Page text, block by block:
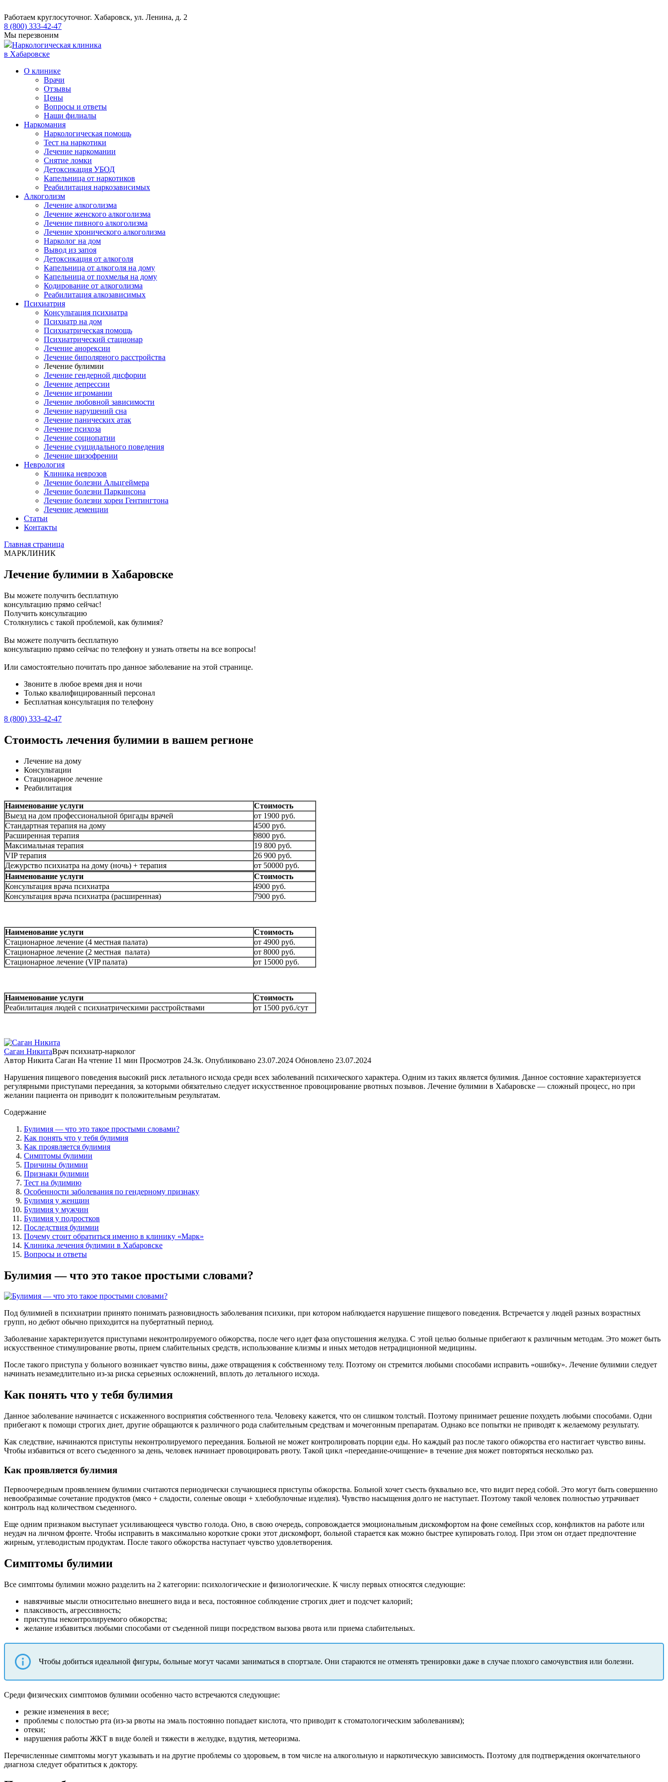
Работаем круглосуточног. Хабаровск, ул. Ленина, д. 2
8 (800) 333-42-47
Мы перезвоним
Наркологическая клиника
в Хабаровске
О клинике
Врачи
Отзывы
Цены
Вопросы и ответы
Наши филиалы
Наркомания
Наркологическая помощь
Тест на наркотики
Лечение наркомании
Снятие ломки
​​Детоксикация УБОД
Капельница от наркотиков
Реабилитация наркозависимых
Алкоголизм
Лечение алкоголизма
Лечение женского алкоголизма
Лечение пивного алкоголизма
Лечение хронического алкоголизма
Нарколог на дом
Вывод из запоя
Детоксикация от алкоголя
Капельница от алкоголя на дому
Капельница от похмелья на дому
Кодирование от алкоголизма
Реабилитация алкозависимых
Психиатрия
Консультация психиатра
Психиатр на дом
Психиатрическая помощь
Психиатрический стационар
Лечение анорексии
Лечение биполярного расстройства
Лечение булимии
Лечение гендерной дисфории
Лечение депрессии
Лечение игромании
Лечение любовной зависимости
Лечение нарушений сна
Лечение панических атак
Лечение психоза
Лечение социопатии
Лечение суицидального поведения
Лечение шизофрении
Неврология
Клиника неврозов
Лечение болезни Альцгеймера
Лечение болезни Паркинсона
Лечение болезни хореи Гентингтона
Лечение деменции
Статьи
Контакты
Главная страница
МАРКЛИНИК
Лечение булимии в Хабаровске
Вы можете получить бесплатную
консультацию прямо сейчас!
Получить консультацию
Столкнулись с такой проблемой, как булимия?
Вы можете получить бесплатную
консультацию прямо сейчас по телефону и узнать ответы на все вопросы!
Или самостоятельно почитать про данное заболевание на этой странице.
Звоните в любое время дня и ночи
Только квалифицированный персонал
Бесплатная консультация по телефону
8 (800) 333-42-47
Стоимость лечения булимии в вашем регионе
Лечение на дому
Консультации
Стационарное лечение
Реабилитация
Наименование услуги
Стоимость
Выезд на дом профессиональной бригады врачей
от 1900 руб.
Стандартная терапия на дому
4500 руб.
Расширенная терапия
9800 руб.
Максимальная терапия
19 800 руб.
VIP терапия
26 900 руб.
Дежурство психиатра на дому (ночь) + терапия
от 50000 руб.
Наименование услуги
Стоимость
Консультация врача психиатра
4900 руб.
Консультация врача психиатра (расширенная)
7900 руб.
Наименование услуги
Стоимость
Стационарное лечение (4 местная палата)
от 4900 руб.
Стационарное лечение (2 местная палата)
от 8000 руб.
Стационарное лечение (VIP палата)
от 15000 руб.
Наименование услуги
Стоимость
Реабилитация людей с психиатрическими расстройствами
от 1500 руб./сут
Саган НикитаВрач психиатр-нарколог
Автор Никита Саган На чтение 11 мин Просмотров 24.3к. Опубликовано 23.07.2024 Обновлено 23.07.2024
Нарушения пищевого поведения высокий риск летального исхода среди всех заболеваний психического характера. Одним из таких является булимия. Данное состояние характеризуется
регулярными приступами переедания, за которыми обязательно следует искусственное провоцирование рвотных позывов. Лечение булимии в Хабаровске — сложный процесс, но при
желании пациента он приводит к положительным результатам.
Содержание
Булимия — что это такое простыми словами?
Как понять что у тебя булимия
Как проявляется булимия
Симптомы булимии
Причины булимии
Признаки булимии
Тест на булимию
Особенности заболевания по гендерному признаку
Булимия у женщин
Булимия у мужчин
Булимия у подростков
Последствия булимии
Почему стоит обратиться именно в клинику «Марк»
Клиника лечения булимии в Хабаровске
Вопросы и ответы
Булимия — что это такое простыми словами?
Под булимией в психиатрии принято понимать разновидность заболевания психики, при котором наблюдается нарушение пищевого поведения. Встречается у людей разных возрастных
групп, но дебют обычно приходится на пубертатный период.
Заболевание характеризуется приступами неконтролируемого обжорства, после чего идет фаза опустошения желудка. С этой целью больные прибегают к различным методам. Это может быть
искусственное стимулирование рвоты, прием слабительных средств, использование клизмы и иных методов нетрадиционной медицины.
После такого приступа у больного возникает чувство вины, даже отвращения к собственному телу. Поэтому он стремится любыми способами исправить «ошибку». Лечение булимии следует
начинать незамедлительно из-за риска серьезных осложнений, вплоть до летального исхода.
Как понять что у тебя булимия
Данное заболевание начинается с искаженного восприятия собственного тела. Человеку кажется, что он слишком толстый. Поэтому принимает решение похудеть любыми способами. Одни
прибегают к помощи строгих диет, другие обращаются к различного рода слабительным средствам и мочегонным препаратам. Однако все попытки не приводят к желаемому результату.
Как следствие, начинаются приступы неконтролируемого переедания. Больной не может контролировать порции еды. Но каждый раз после такого обжорства его настигает чувство вины.
Чтобы избавиться от всего съеденного за день, человек начинает провоцировать рвоту. Такой цикл «переедание-очищение» в течение дня может повторяться несколько раз.
Как проявляется булимия
Первоочередным проявлением булимии считаются периодически случающиеся приступы обжорства. Больной хочет съесть буквально все, что видит перед собой. Это могут быть совершенно
невообразимые сочетание продуктов (мясо + сладости, соленые овощи + хлебобулочные изделия). Чувство насыщения долго не наступает. Поэтому такой человек полностью утрачивает
контроль над количеством съеденного.
Еще одним признаком выступает усиливающееся чувство голода. Оно, в свою очередь, сопровождается эмоциональным дискомфортом на фоне семейных ссор, конфликтов на работе или
неудач на личном фронте. Чтобы исправить в максимально короткие сроки этот дискомфорт, больной старается как можно быстрее купировать голод. При этом он отдает предпочтение
жирным, углеводистым продуктам. После такого обжорства наступает чувство удовлетворения.
Симптомы булимии
Все симптомы булимии можно разделить на 2 категории: психологические и физиологические. К числу первых относятся следующие:
навязчивые мысли относительно внешнего вида и веса, постоянное соблюдение строгих диет и подсчет калорий;
плаксивость, агрессивность;
приступы неконтролируемого обжорства;
желание избавиться любыми способами от съеденной пищи посредством вызова рвота или приема слабительных.
Чтобы добиться идеальной фигуры, больные могут часами заниматься в спортзале. Они стараются не отменять тренировки даже в случае плохого самочувствия или болезни.
Среди физических симптомов булимии особенно часто встречаются следующие:
резкие изменения в весе;
проблемы с полостью рта (из-за рвоты на эмаль постоянно попадает кислота, что приводит к стоматологическим заболеваниям);
отеки;
нарушения работы ЖКТ в виде болей и тяжести в желудке, вздутия, метеоризма.
Перечисленные симптомы могут указывать и на другие проблемы со здоровьем, в том числе на алкогольную и наркотическую зависимость. Поэтому для подтверждения окончательного
диагноза следует обратиться к доктору.